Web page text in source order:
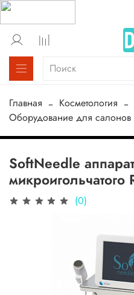
Главная
Косметология
Оборудование для салонов
SoftNeedle
микроигольчатого
(0)